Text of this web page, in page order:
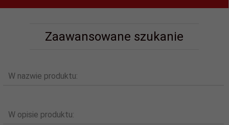
Zaawansowane szukanie
W nazwie produktu:
W opisie produktu: